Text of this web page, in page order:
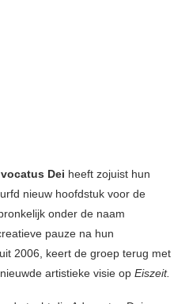
Dei heeft zojuist hun
nieuw hoofdstuk voor de
onder de naam
pauze na hun
uit 2006, keert de groep terug met
artistieke visie op Eiszeit.